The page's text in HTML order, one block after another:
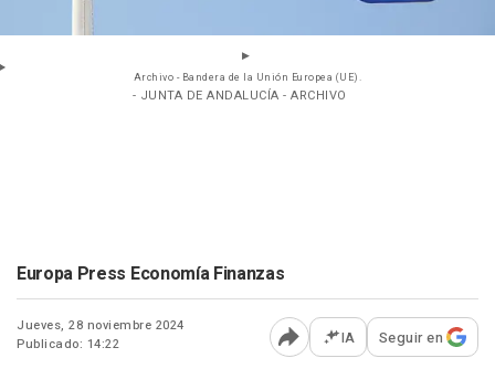
Archivo - Bandera de la Unión Europea (UE).
- JUNTA DE ANDALUCÍA - ARCHIVO
Europa Press Economía Finanzas
Jueves, 28 noviembre 2024
Publicado: 14:22
Abrir opciones para
IA Seguir en